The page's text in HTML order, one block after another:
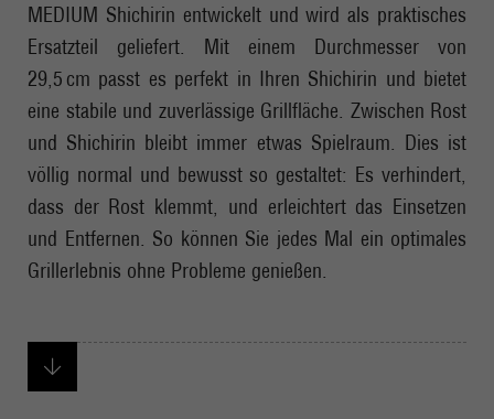
MEDIUM Shichirin entwickelt und wird als praktisches
Ersatzteil geliefert. Mit einem Durchmesser von
29,5 cm passt es perfekt in Ihren Shichirin und bietet
eine stabile und zuverlässige Grillfläche. Zwischen Rost
und Shichirin bleibt immer etwas Spielraum. Dies ist
völlig normal und bewusst so gestaltet: Es verhindert,
dass der Rost klemmt, und erleichtert das Einsetzen
und Entfernen. So können Sie jedes Mal ein optimales
Grillerlebnis ohne Probleme genießen.